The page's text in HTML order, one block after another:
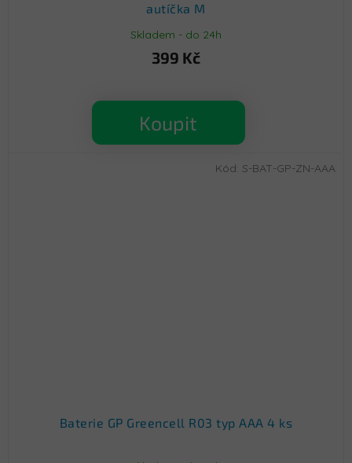
autíčka M
Skladem - do 24h
399 Kč
Koupit
Baterie GP Greencell R03 typ AAA 4 ks
Kód: S-BAT-GP-ZN-AAA